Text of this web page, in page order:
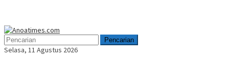
Menu
Mobile
Pencarian
Selasa, 11 Agustus 2026